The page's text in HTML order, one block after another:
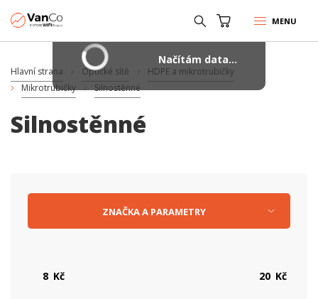
MENU
Hlavní strana Optické sítě
HDPE a mikrotrubičky
Mikrotrubičky
Silnostěnné
Silnostěnné
Kč Kč
ZNAČKAA PARAMETRY
Načítám data...